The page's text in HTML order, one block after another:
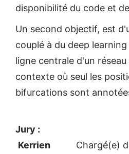
disponibilité du code et
Un second objectif, est
couplé à du deep
ligne centrale d'un
contexte où seul les
bifurcations sont
Jury :
Kerrien
Chargé(e)